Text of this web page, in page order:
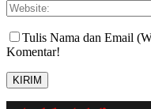
Tulis Nama dan Email
Komentar!